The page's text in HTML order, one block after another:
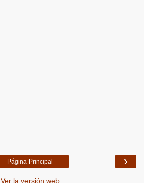
›
Página Principal
Ver la versión web